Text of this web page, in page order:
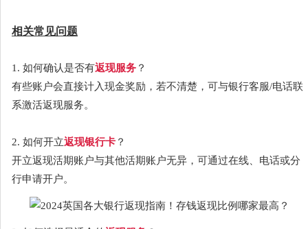
相关常见问题
1. 如何确认是否有返现服务 ？
有些账户会直接计入现金奖励，若不清楚，可与银行客服/电话联
系激活返现服务。
2. 如何开立返现银行卡 ？
开立返现活期账户与其他活期账户无异，可通过在线、电话或分
行申请开户。